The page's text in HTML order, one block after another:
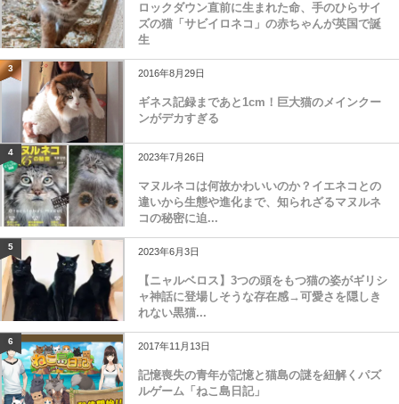
ロックダウン直前に生まれた命、手のひらサイ
ズの猫「サビイロネコ」の赤ちゃんが英国で誕
生
3 2016年8月29日
ギネス記録まであと1cm！巨大猫のメインクー
ンがデカすぎる
4 2023年7月26日
マヌルネコは何故かわいいのか？イエネコとの
違いから生態や進化まで、知られざるマヌルネ
コの秘密に迫...
5 2023年6月3日
【ニャルベロス】3つの頭をもつ猫の姿がギリシ
ャ神話に登場しそうな存在感→可愛さを隠しき
れない黒猫...
6 2017年11月13日
記憶喪失の青年が記憶と猫島の謎を紐解くパズ
ルゲーム「ねこ島日記」